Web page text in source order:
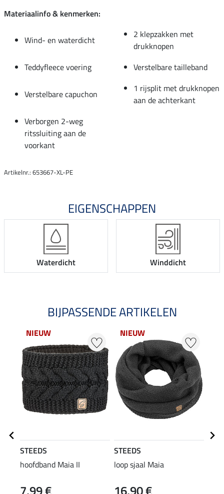
Materiaalinfo & kenmerken:
Wind- en waterdicht
2 klepzakken met
drukknopen
Teddyfleece voering
Verstelbare tailleband
Verstelbare capuchon
1 rijsplit met drukknopen
aan de achterkant
Verborgen 2-weg
ritssluiting aan de
voorkant
Artikelnr.: 653667-XL-PE
EIGENSCHAPPEN
Waterdicht Winddicht
BIJPASSENDE ARTIKELEN
NIEUW
STEEDS
hoofdband Maia II
NIEUW
STEEDS
loop sjaal Maia